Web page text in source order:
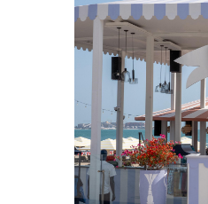
Calzature da Spiaggia
Vedi tutti i Scarpe
Outdoor
Vedi tutti i Outdoor
Calzini
Vedi tutti i Calzini